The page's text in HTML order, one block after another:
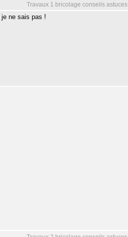
Travaux 1 bricolage conseils astuces
ne sais pas !